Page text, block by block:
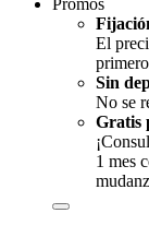
Promos
El
Sin
No se
Gratis
1 mes